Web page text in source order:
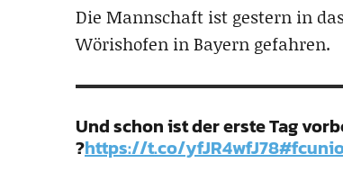
Die Mannschaft ist gestern in
Wörishofen in Bayern gefahren.
Und schon ist der erste Tag
?https://t.co/yfJR4wfJ78